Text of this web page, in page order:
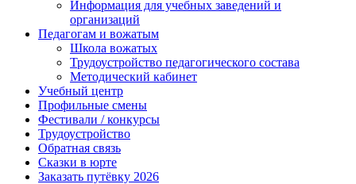
Информация для учебных заведений и
организаций
Педагогам и вожатым
Школа вожатых
Трудоустройство педагогического состава
Методический кабинет
Учебный центр
Профильные смены
Фестивали / конкурсы
Трудоустройство
Обратная связь
Сказки в юрте
Заказать путёвку 2026